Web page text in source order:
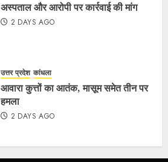
अस्पताल और आरोपी पर कार्रवाई की मांग
2 DAYS AGO
उत्तर प्रदेश कांधला
आवारा कुत्तों का आतंक, मासूम समेत तीन पर
हमला
2 DAYS AGO